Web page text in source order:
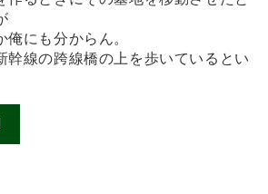
俺にも分からん。
幹線の跨線橋の上を歩いているとい